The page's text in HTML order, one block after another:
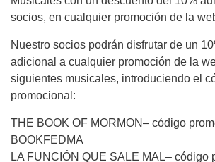
socios, en cualquier promoción de la
Nuestro socios podrán disfrutar de un
adicional a cualquier promoción de la
siguientes musicales, introduciendo el
promocional:
THE BOOK OF MORMON– código
BOOKFEDMA
LA FUNCIÓN QUE SALE MAL– código